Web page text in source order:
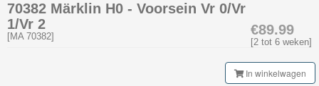
Märklin
€89.99
[2 tot 6 weken]
70382 Märklin H0 - Voorsein Vr 0/Vr
1/Vr 2
[MA 70382]
In winkelwagen